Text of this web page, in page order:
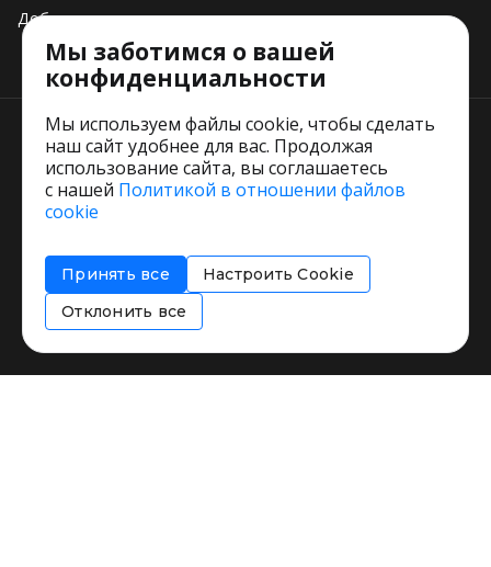
Добавить свое заведение
Тарифы
Пользовательское соглашение
Соглашение об информировании
Политика использования cookies
Мы заботимся о вашей
конфиденциальности
Мы используем файлы cookie, чтобы сделать
наш сайт удобнее для вас. Продолжая
использование сайта, вы соглашаетесь
с нашей Политикой в отношении файлов
cookie
Принять все
Настроить Cookie
Отклонить все